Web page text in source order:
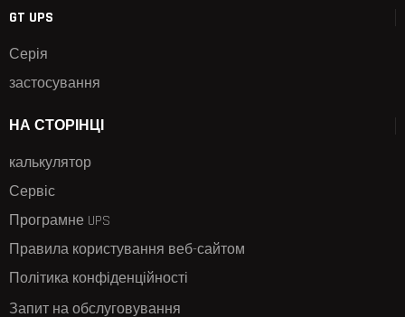
GT UPS
Серія
застосування
НА СТОРІНЦІ
калькулятор
Сервіс
Програмне UPS
Правила користування веб-сайтом
Політика конфіденційності
Запит на обслуговування